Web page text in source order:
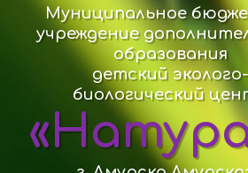
Муниципальное
учреждение
образования
детский эколого-
биологический